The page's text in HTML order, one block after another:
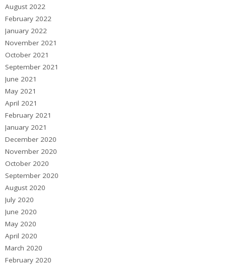
August 2022
February 2022
January 2022
November 2021
October 2021
September 2021
June 2021
May 2021
April 2021
February 2021
January 2021
December 2020
November 2020
October 2020
September 2020
August 2020
July 2020
June 2020
May 2020
April 2020
March 2020
February 2020